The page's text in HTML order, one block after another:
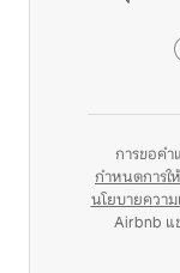
การขอคำ
กำหนดการใ
นโยบายควา
Airbnb แ